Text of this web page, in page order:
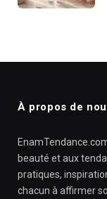
À propos de
beauté et aux
pratiques,
chacun à affirmer